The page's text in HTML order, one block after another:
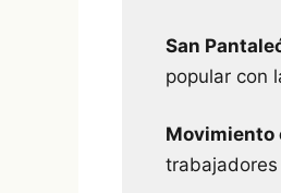
San
popular con
Movimiento